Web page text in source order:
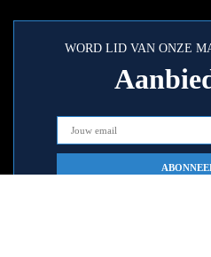
WORD LID VAN ONZE